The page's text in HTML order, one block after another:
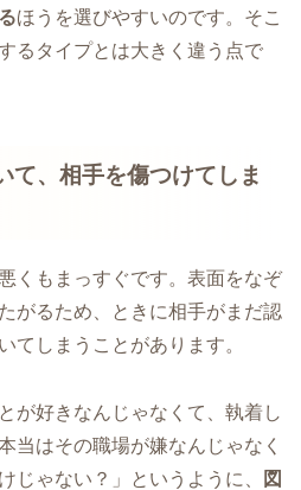
ほうを選びやすいのです。そこ
るタイプとは大きく違う点で
て、相手を傷つけてしま
くもまっすぐです。表面をなぞ
がるため、ときに相手がまだ認
てしまうことがあります。
が好きなんじゃなくて、執着し
当はその職場が嫌なんじゃなく
じゃない？」というように、
図